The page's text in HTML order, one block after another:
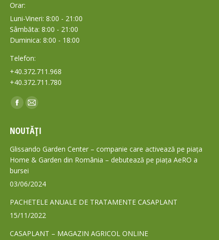
Orar:
Luni-Vineri: 8:00 - 21:00
Sâmbăta: 8:00 - 21:00
Duminica: 8:00 - 18:00
Telefon:
+40.372.711.968
+40.372.711.780
Find us on:
Facebook
opens
in
new
window
Mail
opens
in
new
NOUTĂȚI
Glissando Garden Center – companie care activează pe piața
Home & Garden din România – debutează pe piața AeRO a
bursei
03/06/2024
PACHETELE ANUALE DE TRATAMENTE CASAPLANT
15/11/2022
CASAPLANT – MAGAZIN AGRICOL ONLINE